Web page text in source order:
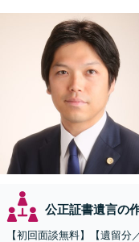
公正証書遺言の
【初回面談無料】【遺留